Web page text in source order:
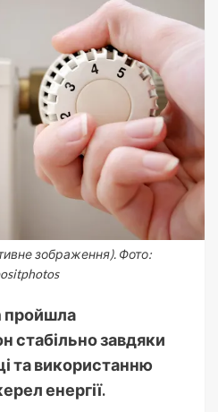
зображення). Фото:
пройшла
стабільно завдяки
та використанню
енергії.